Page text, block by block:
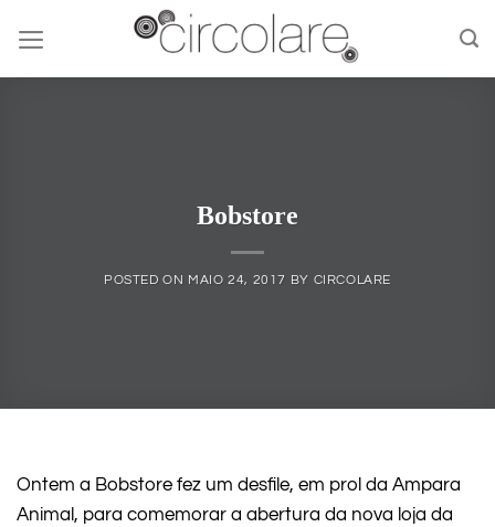
content
Bobstore
POSTED ON MAIO 24, 2017 BY CIRCOLARE
Ontem a Bobstore fez um desfile, em prol da Ampara
Animal, para comemorar a abertura da nova loja da